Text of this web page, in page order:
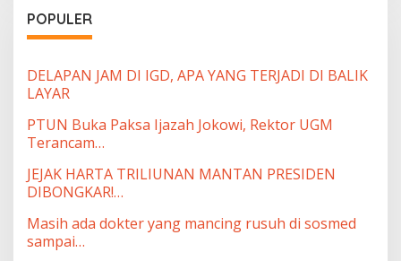
POPULER
DELAPAN JAM DI IGD, APA YANG TERJADI DI BALIK
LAYAR
PTUN Buka Paksa Ijazah Jokowi, Rektor UGM
Terancam…
JEJAK HARTA TRILIUNAN MANTAN PRESIDEN
DIBONGKAR!…
Masih ada dokter yang mancing rusuh di sosmed
sampai…